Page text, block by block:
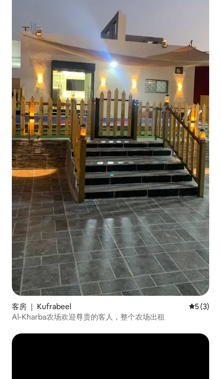
客房 ｜ Kufrabeel 平均评分
5 (3)
Al-Kharba农场欢迎尊贵的客人，整个农场出租